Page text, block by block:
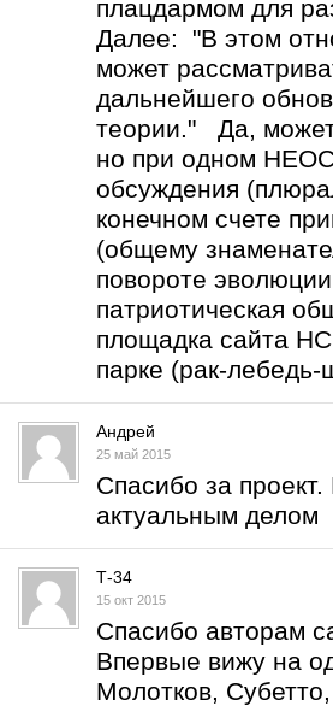
плацдармом для
Далее: "В этом
может
дальнейшего
теории." Да, может
но при одном
обсуждения
конечном счете
(общему
повороте
патриотическая
площадка сайта НС
парке (рак-лебедь-
Андрей
25 май 2015
Спасибо за
актуальным делом
Т-34
15 окт 2015
Спасибо авторам
Впервые вижу на
Молотков,